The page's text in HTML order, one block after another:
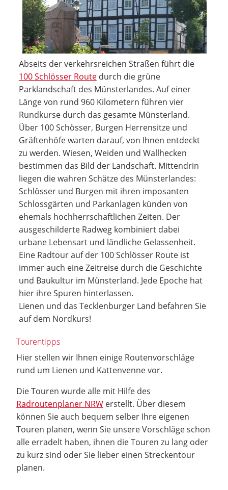
Abseits der verkehrsreichen Straßen führt die
100 Schlösser Routedurch die grüne
Parklandschaft des Münsterlandes. Auf einer
Länge von rund 960 Kilometern führen vier
Rundkurse durch das gesamte Münsterland.
Über 100 Schösser, Burgen Herrensitze und
Gräftenhöfe warten darauf, von Ihnen entdeckt
zu werden. Wiesen, Weiden und Wallhecken
bestimmen das Bild der Landschaft. Mittendrin
liegen die wahren Schätze des Münsterlandes:
Schlösser und Burgen mit ihren imposanten
Schlossgärten und Parkanlagen künden von
ehemals hochherrschaftlichen Zeiten. Der
ausgeschilderte Radweg kombiniert dabei
urbane Lebensart und ländliche Gelassenheit.
Eine Radtour auf der 100 Schlösser Route ist
immer auch eine Zeitreise durch die Geschichte
und Baukultur im Münsterland. Jede Epoche hat
hier ihre Spuren hinterlassen.
Lienen und das Tecklenburger Land befahren Sie
auf dem Nordkurs!
Tourentipps
Hier stellen wir Ihnen einige Routenvorschläge
rund um Lienen und Kattenvenne vor.
Die Touren wurde alle mit Hilfe des
Radroutenplaner NRW erstellt. Über diesem
können Sie auch bequem selber Ihre eigenen
Touren planen, wenn Sie unsere Vorschläge schon
alle erradelt haben, ihnen die Touren zu lang oder
zu kurz sind oder Sie lieber einen Streckentour
planen.